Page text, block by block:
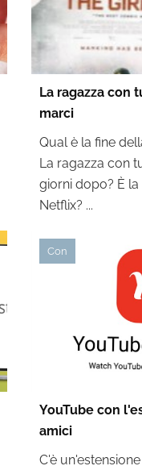
La ragazza con
marci
Qual è la fine
La ragazza con
giorni dopo? È
Netflix? ...
Con
YouTube con
amici
C'è